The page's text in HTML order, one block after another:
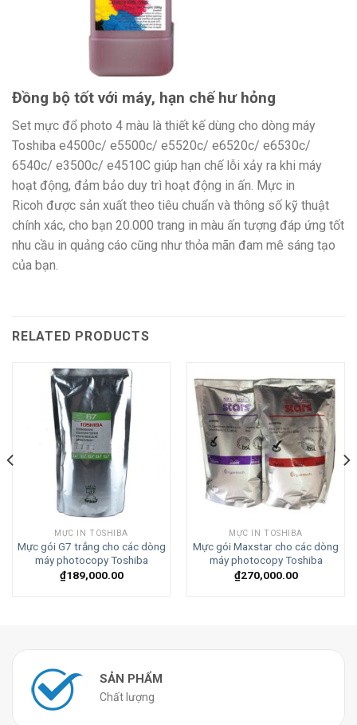
Đồng bộ tốt với máy, hạn chế hư hỏng
Set mực đổ photo 4 màu là thiết kế dùng cho dòng máy
Toshiba e4500c/ e5500c/ e5520c/ e6520c/ e6530c/
6540c/ e3500c/ e4510C giúp hạn chế lỗi xảy ra khi máy
hoạt động, đảm bảo duy trì hoạt động in ấn. Mực in
Ricoh được sản xuất theo tiêu chuẩn và thông số kỹ thuật
chính xác, cho bạn 20.000 trang in màu ấn tượng đáp ứng tốt
nhu cầu in quảng cáo cũng như thỏa mãn đam mê sáng tạo
của bạn.
RELATED PRODUCTS
MỰC IN TOSHIBA
Mực gói G7 trắng cho các dòng
máy photocopy Toshiba
₫189,000.00
MỰC IN TOSHIBA
Mực gói Maxstar cho các dòng
máy photocopy Toshiba
₫270,000.00
SẢN PHẨM
Chất lượng